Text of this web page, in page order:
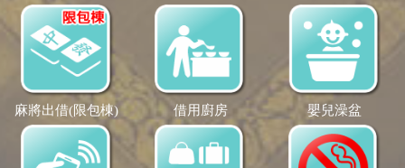
麻將出借(限包棟) 借用廚房 嬰兒澡盆